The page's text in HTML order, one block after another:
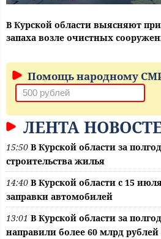
В Курской области выясняют
запаха возле очистных
Помощь народному
ЛЕНТА
15:50 В Курской области за
строительства жилья
14:40 В Курской области с 15
заправки автомобилей
13:01 В Курской области за
направили более 60 млрд рублей